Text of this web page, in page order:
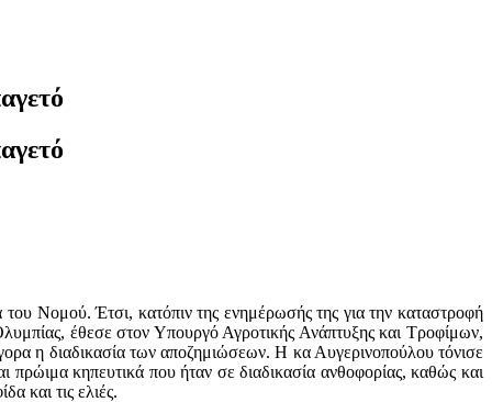
Νομού. Έτσι, κατόπιν της ενημέρωσής της για την καταστροφή
έθεσε στον Υπουργό Αγροτικής Ανάπτυξης και Τροφίμων,
η διαδικασία των αποζημιώσεων. Η κα Αυγερινοπούλου τόνισε
πρώιμα κηπευτικά που ήταν σε διαδικασία ανθοφορίας, καθώς και
και τις ελιές.